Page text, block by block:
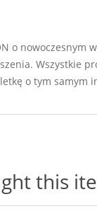
o
Wszystkie
o tym samym
this